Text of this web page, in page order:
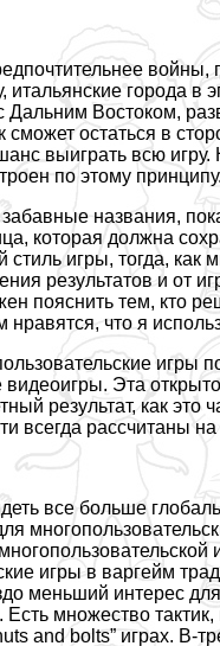
города в
Дальним Востоком,
остаться в
выиграть всю
по этому принципу.
забавные названия,
которая должна
стиль игры, тогда,
результатов и от
пояснить тем, кто
нравятся, что я
Эта
результат, как
всегда рассчитаны на
все больше
игры в варгeйм
меньший интерес
множество
and bolts” играх. В-